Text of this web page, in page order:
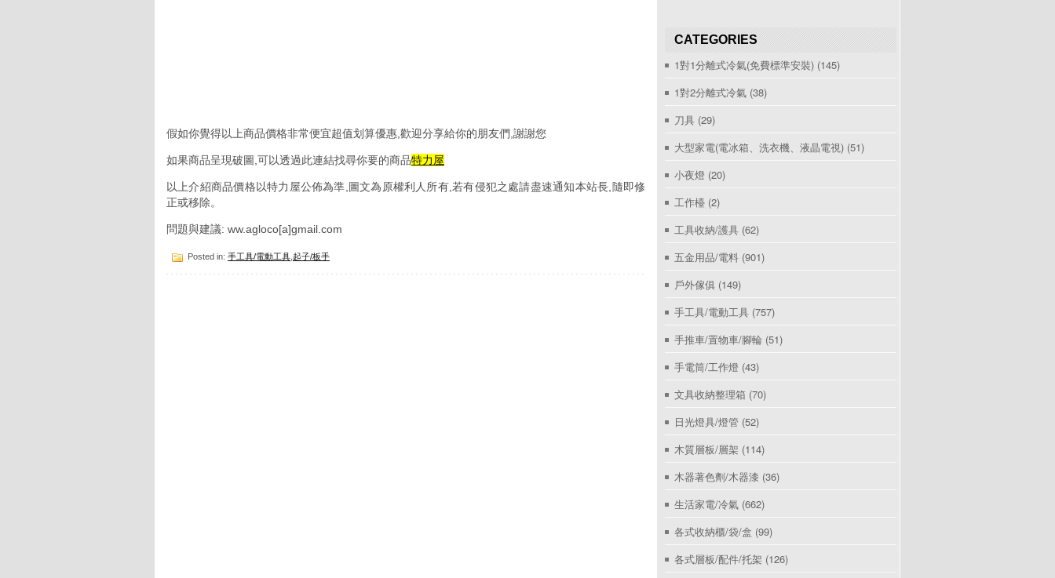
假如你覺得以上商品價格非常便宜超值划算優惠,歡迎分享給你的朋友們,謝謝您
如果商品呈現破圖,可以透過此連結找尋你要的商品特力屋
以上介紹商品價格以特力屋公佈為準,圖文為原權利人所有,若有侵犯之處請盡速通知本站長,隨即修
正或移除。
問題與建議: ww.agloco[a]gmail.com
Posted in: 手工具/電動工具 起子/板手
CATEGORIES
1對1分離式冷氣(免費標準安裝) (145)
1對2分離式冷氣 (38)
刀具 (29)
大型家電(電冰箱、洗衣機、液晶電視) (51)
小夜燈 (20)
工作檯 (2)
工具收納/護具 (62)
五金用品/電料 (901)
戶外傢俱 (149)
手工具/電動工具 (757)
手推車/置物車/腳輪 (51)
手電筒/工作燈 (43)
文具收納整理箱 (70)
日光燈具/燈管 (52)
木質層板/層架 (114)
木器著色劑/木器漆 (36)
生活家電/冷氣 (662)
各式收納櫃/袋/盒 (99)
各式層板/配件/托架 (126)